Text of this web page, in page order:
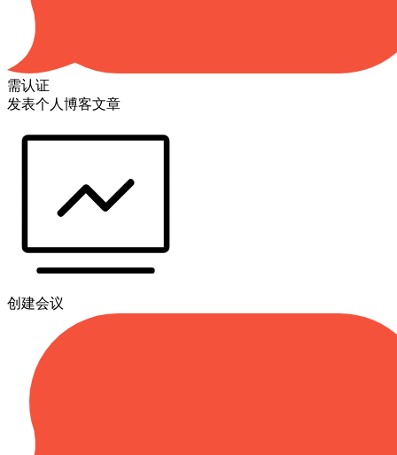
需认证
发表个人博客文章
创建会议